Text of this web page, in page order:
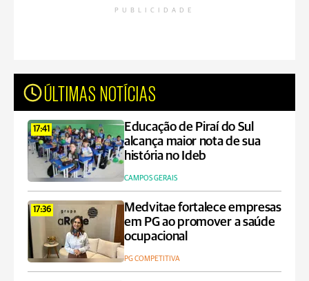
PUBLICIDADE
ÚLTIMAS NOTÍCIAS
17:41
Educação de Piraí do Sul
alcança maior nota de sua
história no Ideb
CAMPOS GERAIS
17:36
Medvitae fortalece empresas
em PG ao promover a saúde
ocupacional
PG COMPETITIVA